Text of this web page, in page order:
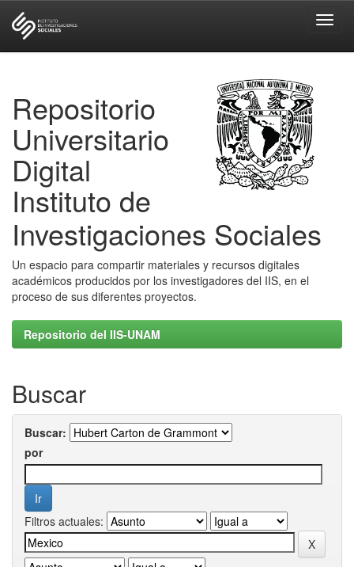
Repositorio
Universitario
Digital
Instituto de
Investigaciones Sociales
Un espacio para compartir materiales y recursos digitales
académicos producidos por los investigadores del IIS, en el
proceso de sus diferentes proyectos.
Repositorio del IIS-UNAM
Buscar
Buscar:
por
Filtros actuales: